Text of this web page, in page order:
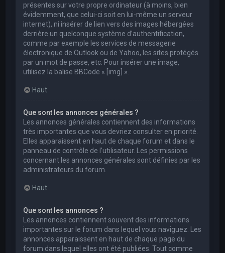
présentes sur votre propre ordinateur (à moins, bien
évidemment, que celui-ci soit en lui-même un serveur
internet), ni insérer de lien vers des images hébergées
derrière un quelconque système d’authentification,
comme par exemple les services de messagerie
électronique de Outlook ou de Yahoo, les sites protégés
par un mot de passe, etc. Pour insérer une image,
utilisez la balise BBCode « [img] ».
Haut
Que sont les annonces générales ?
Les annonces générales contiennent des informations
très importantes que vous devriez consulter en priorité.
Elles apparaissent en haut de chaque forum et dans le
panneau de contrôle de l’utilisateur. Les permissions
concernant les annonces générales sont définies par les
administrateurs du forum.
Haut
Que sont les annonces ?
Les annonces contiennent souvent des informations
importantes sur le forum dans lequel vous naviguez. Les
annonces apparaissent en haut de chaque page du
forum dans lequel elles ont été publiées. Tout comme